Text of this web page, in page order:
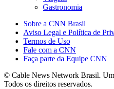
Gastronomia
Sobre a CNN Brasil
Aviso Legal e Política de
Termos de Uso
Fale com a CNN
Faça parte da Equipe CNN
© Cable News Network Brasil.
Todos os direitos reservados.